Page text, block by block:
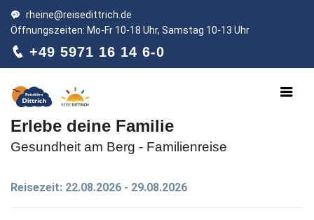
rheine@reisedittrich.de
Öffnungszeiten: Mo-Fr 10-18 Uhr, Samstag 10-13 Uhr
+49 5971 16 14 6-0
Erlebe deine Familie
Gesundheit am Berg - Familienreise
Reisezeit: 22.08.2026 - 29.08.2026